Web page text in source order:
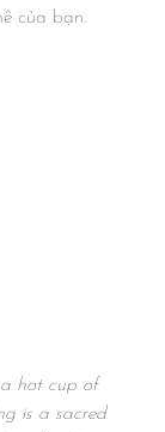
của bạn.
a hot cup of
is a sacred